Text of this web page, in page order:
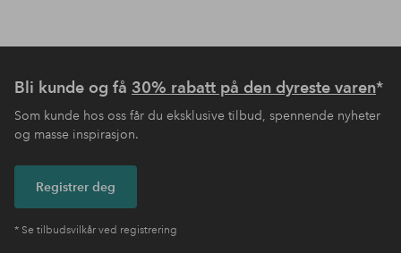
Bli kunde og få 30% rabatt på den dyreste varen*
Som kunde hos oss får du eksklusive tilbud, spennende nyheter
og masse inspirasjon.
Registrer deg
* Se tilbudsvilkår ved registrering